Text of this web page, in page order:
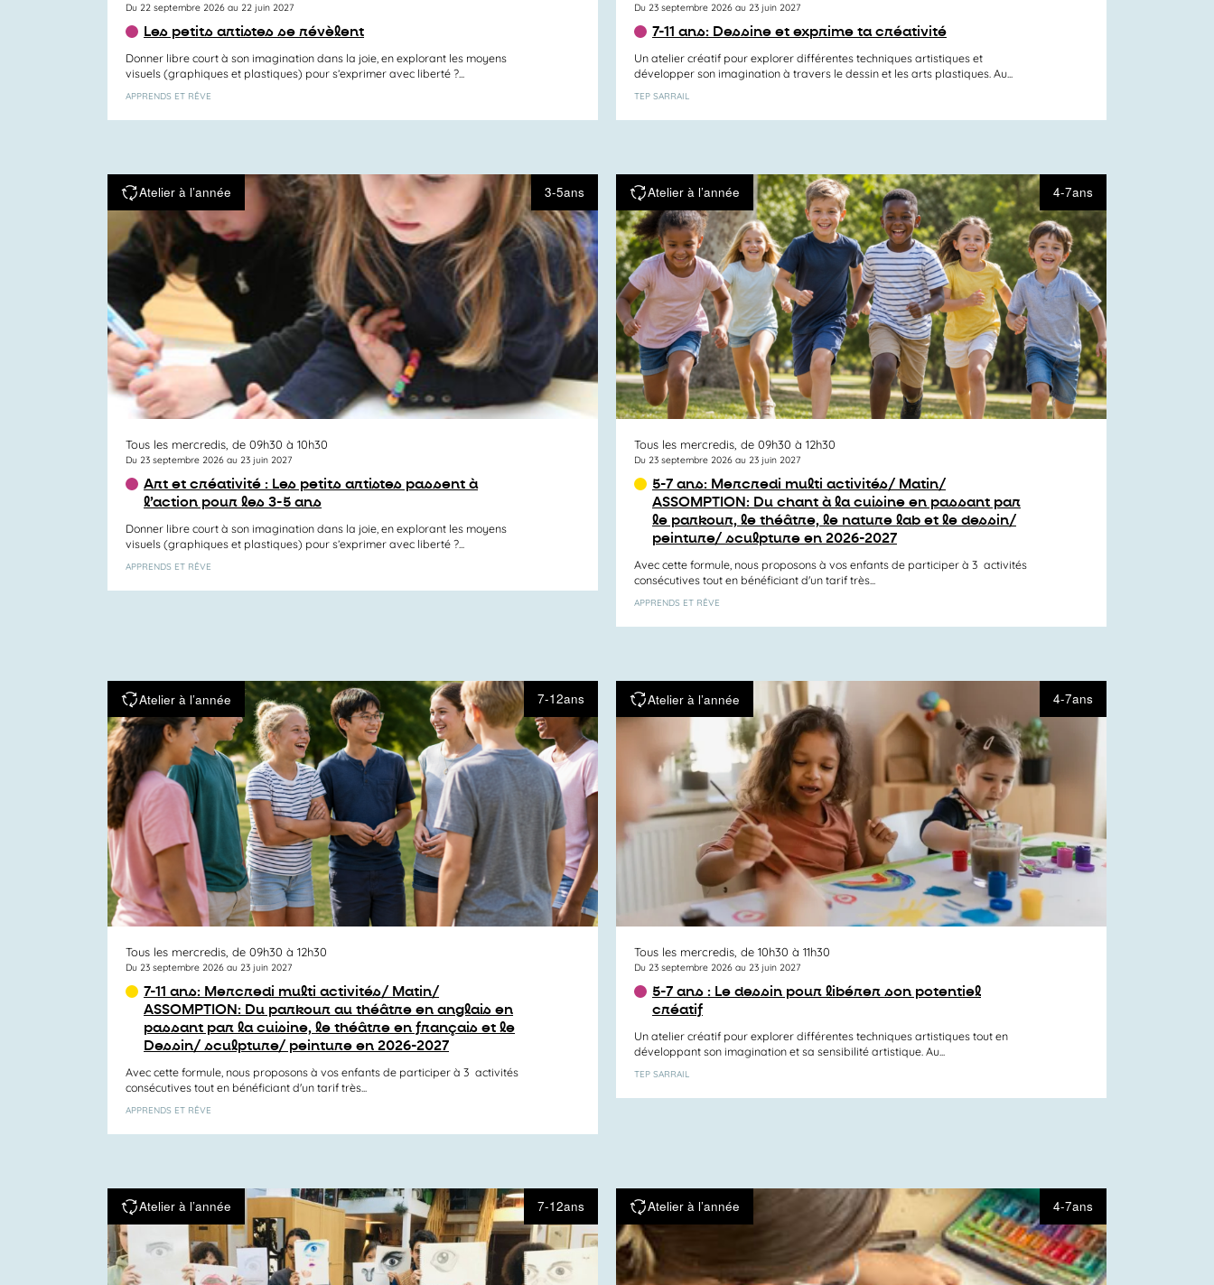
Du 22 septembre 2026 au 22 juin 2027
Les petits artistes se révèlent
Donner libre court à son imagination dans la joie, en explorant les moyens
visuels (graphiques et plastiques) pour s’exprimer avec liberté ?...
APPRENDS ET RÊVE
Du 23 septembre 2026 au 23 juin 2027
7-11 ans: Dessine et exprime ta créativité
Un atelier créatif pour explorer différentes techniques artistiques et
développer son imagination à travers le dessin et les arts plastiques. Au...
TEP SARRAIL
Atelier à l’année 3-5ans
Tous les mercredis, de 09h30 à 10h30
Du 23 septembre 2026 au 23 juin 2027
Art et créativité : Les petits artistes passent à
l’action pour les 3-5 ans
Donner libre court à son imagination dans la joie, en explorant les moyens
visuels (graphiques et plastiques) pour s’exprimer avec liberté ?...
APPRENDS ET RÊVE
Atelier à l’année 4-7ans
Tous les mercredis, de 09h30 à 12h30
Du 23 septembre 2026 au 23 juin 2027
5-7 ans: Mercredi multi activités/ Matin/
ASSOMPTION: Du chant à la cuisine en passant par
le parkour, le théâtre, le nature lab et le dessin/
peinture/ sculpture en 2026-2027
Avec cette formule, nous proposons à vos enfants de participer à 3 activités
consécutives tout en bénéficiant d'un tarif très...
APPRENDS ET RÊVE
Atelier à l’année 7-12ans
Tous les mercredis, de 09h30 à 12h30
Du 23 septembre 2026 au 23 juin 2027
7-11 ans: Mercredi multi activités/ Matin/
ASSOMPTION: Du parkour au théâtre en anglais en
passant par la cuisine, le théâtre en français et le
Dessin/ sculpture/ peinture en 2026-2027
Avec cette formule, nous proposons à vos enfants de participer à 3 activités
consécutives tout en bénéficiant d'un tarif très...
APPRENDS ET RÊVE
Atelier à l’année 4-7ans
Tous les mercredis, de 10h30 à 11h30
Du 23 septembre 2026 au 23 juin 2027
5-7 ans : Le dessin pour libérer son potentiel
créatif
Un atelier créatif pour explorer différentes techniques artistiques tout en
développant son imagination et sa sensibilité artistique. Au...
TEP SARRAIL
Atelier à l’année 7-12ans Atelier à l’année 4-7ans